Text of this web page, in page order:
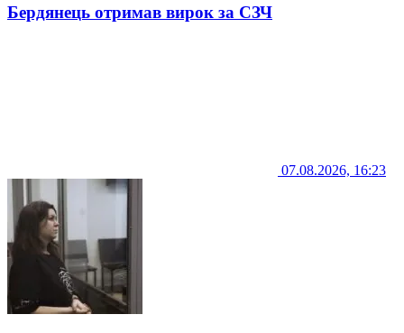
Бердянець отримав вирок за СЗЧ
07.08.2026, 16:23